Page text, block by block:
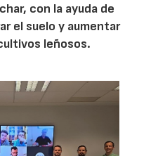
con la ayuda de
el suelo y aumentar
leñosos.